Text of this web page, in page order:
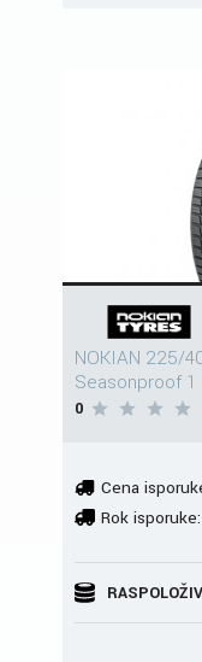
NOKIAN 225/
Seasonproof 1
0
Cena
Rok isporuke: